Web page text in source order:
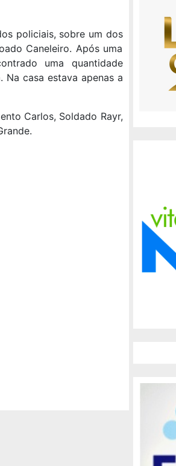
policiais, sobre um dos
Caneleiro. Após uma
uma quantidade
Na casa estava apenas a
Carlos, Soldado Rayr,